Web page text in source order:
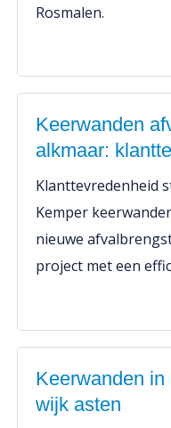
Rosmalen.
Keerwanden
alkmaar:
Klanttevredenheid
Kemper
nieuwe
project met een
Keerwanden
wijk asten